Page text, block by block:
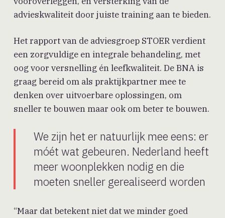
advieskwaliteit door juiste training aan te bieden.
Het rapport van de adviesgroep STOER verdient
een zorgvuldige en integrale behandeling, met
oog voor versnelling én leefkwaliteit. De BNA is
graag bereid om als praktijkpartner mee te
denken over uitvoerbare oplossingen, om
sneller te bouwen maar ook om beter te bouwen.
We zijn het er natuurlijk mee eens: er
móét wat gebeuren. Nederland heeft
meer woonplekken nodig en die
moeten sneller gerealiseerd worden
“Maar dat betekent niet dat we minder goed